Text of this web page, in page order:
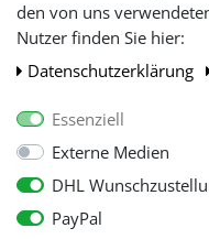
den von uns
Nutzer finden Sie hier:
Daten­schutz­erklärung
Essenziell
Externe Medien
DHL
PayPal
WIR AKZEPTIEREN